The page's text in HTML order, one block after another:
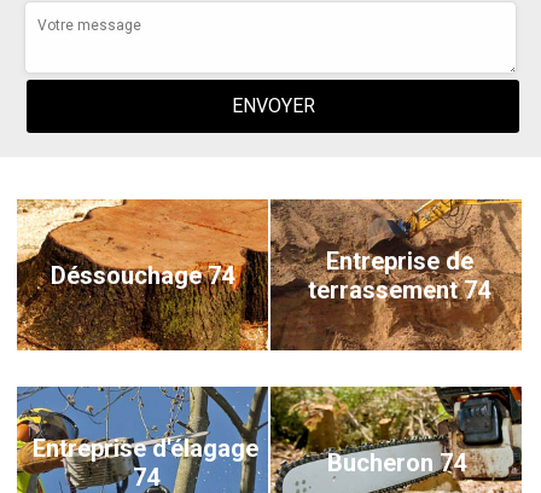
Déssouchage 74
Entreprise de
terrassement 74
Entreprise d'élagage
74
Bucheron 74